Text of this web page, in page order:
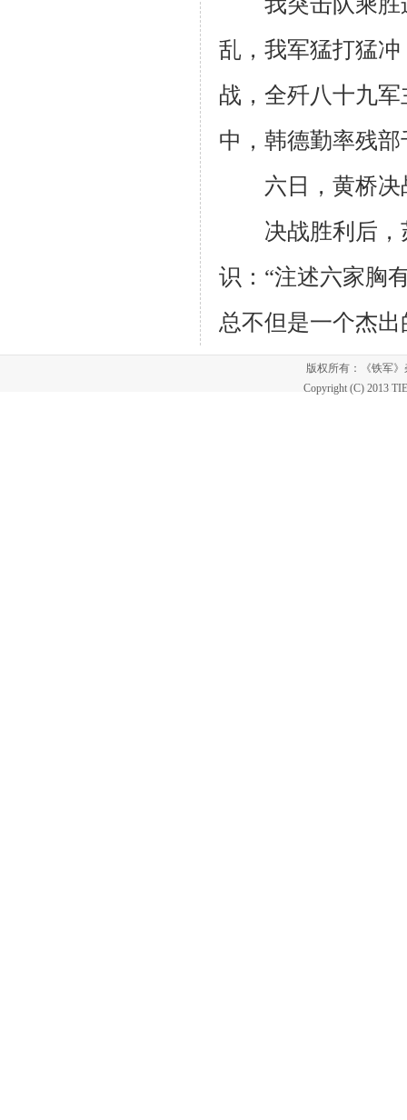
乱，我军猛打猛
战，全歼八十九
中，韩德勤率残
六日，黄桥决战
决战胜利后
识：“注述六家胸
总不但是一个杰
版权所有：《铁军
Copyright (C) 2013